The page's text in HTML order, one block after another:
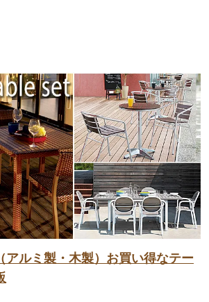
アルミ製・木製）お買い得なテー